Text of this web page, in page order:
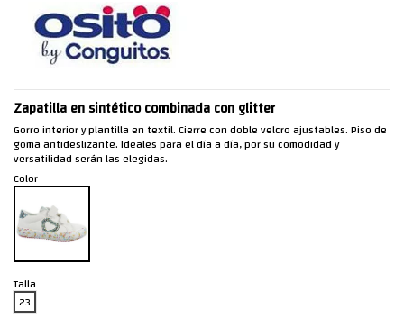
Zapatilla en sintético combinada con glitter
Gorro interior y plantilla en textil. Cierre con doble velcro ajustables. Piso de
goma antideslizante. Ideales para el día a día, por su comodidad y
versatilidad serán las elegidas.
Color
Talla
23